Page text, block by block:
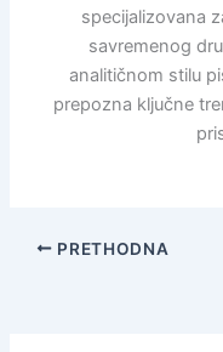
specijalizovana
savremenog
analitičnom stilu
prepozna ključne
PRETHODNA